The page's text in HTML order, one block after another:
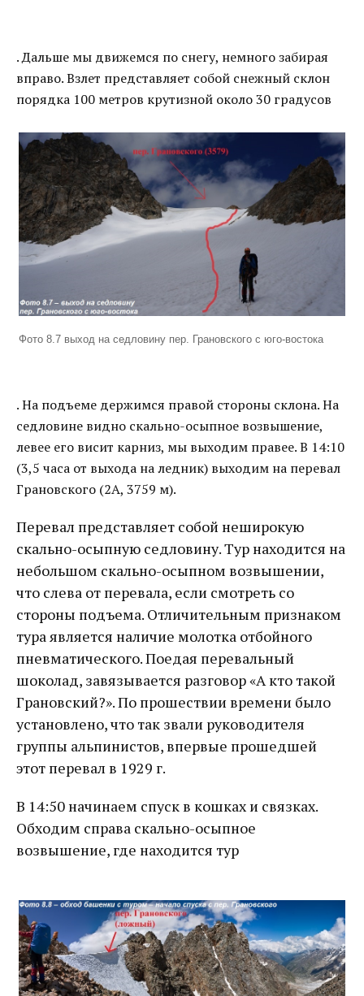
. Дальше мы движемся по снегу, немного забирая
вправо. Взлет представляет собой снежный склон
порядка 100 метров крутизной около 30 градусов
Фото 8.7 выход на седловину пер. Грановского с юго-востока
. На подъеме держимся правой стороны склона. На
седловине видно скально-осыпное возвышение,
левее его висит карниз, мы выходим правее. В 14:10
(3,5 часа от выхода на ледник) выходим на перевал
Грановского (2А, 3759 м).
Перевал представляет собой неширокую
скально-осыпную седловину. Тур находится на
небольшом скально-осыпном возвышении,
что слева от перевала, если смотреть со
стороны подъема. Отличительным признаком
тура является наличие молотка отбойного
пневматического. Поедая перевальный
шоколад, завязывается разговор «А кто такой
Грановский?». По прошествии времени было
установлено, что так звали руководителя
группы альпинистов, впервые прошедшей
этот перевал в 1929 г.
В 14:50 начинаем спуск в кошках и связках.
Обходим справа скально-осыпное
возвышение, где находится тур